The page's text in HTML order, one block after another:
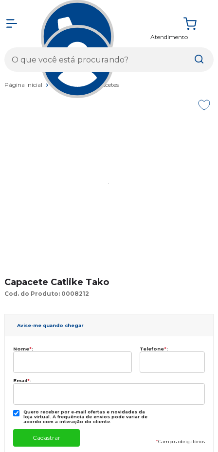
Atendimento
Página Inicial Vestuários Capacetes
Capacete Catlike Tako
Cod. do Produto: 0008212
Avise-me quando chegar
Nome*: Telefone*:
Email*:
Quero receber por e-mail ofertas e novidades da
loja virtual. A frequência de envios pode variar de
acordo com a interação do cliente.
*Campos obrigatórios